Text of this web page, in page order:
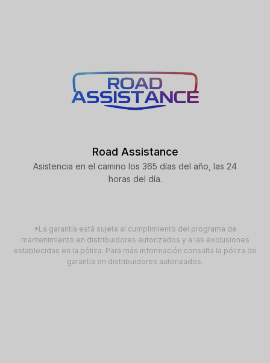
Road Assistance
Asistencia en el camino los 365 días del año, las 24
horas del día.
*La garantía está sujeta al cumplimiento del programa de
mantenimiento en distribuidores autorizados y a las exclusiones
establecidas en la póliza. Para más información consulta la póliza de
garantía en distribuidores autorizados.